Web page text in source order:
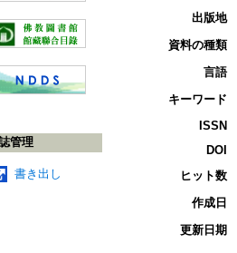
管理
書き出し
出版地
資料の種類
言語
キーワード
ISSN
DOI
ヒット数
作成日
更新日期